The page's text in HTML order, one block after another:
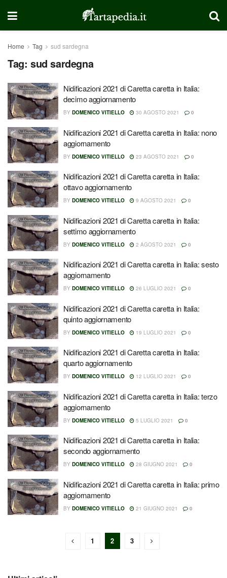
Home Tag sud sardegna
Tag: sud sardegna
Nidificazioni 2021 di Caretta caretta in Italia:
decimo aggiornamento
BY DOMENICO VITIELLO 30 AGOSTO 2021 0
Nidificazioni 2021 di Caretta caretta in Italia: nono
aggiornamento
BY DOMENICO VITIELLO 23 AGOSTO 2021 0
Nidificazioni 2021 di Caretta caretta in Italia:
ottavo aggiornamento
BY DOMENICO VITIELLO 9 AGOSTO 2021 0
Nidificazioni 2021 di Caretta caretta in Italia:
settimo aggiornamento
BY DOMENICO VITIELLO 2 AGOSTO 2021 0
Nidificazioni 2021 di Caretta caretta in Italia: sesto
aggiornamento
BY DOMENICO VITIELLO 26 LUGLIO 2021 0
Nidificazioni 2021 di Caretta caretta in Italia:
quinto aggiornamento
BY DOMENICO VITIELLO 19 LUGLIO 2021 0
Nidificazioni 2021 di Caretta caretta in Italia:
quarto aggiornamento
BY DOMENICO VITIELLO 12 LUGLIO 2021 0
Nidificazioni 2021 di Caretta caretta in Italia: terzo
aggiornamento
BY DOMENICO VITIELLO 5 LUGLIO 2021 0
Nidificazioni 2021 di Caretta caretta in Italia:
secondo aggiornamento
BY DOMENICO VITIELLO 28 GIUGNO 2021 0
Nidificazioni 2021 di Caretta caretta in Italia: primo
aggiornamento
BY DOMENICO VITIELLO 21 GIUGNO 2021 0
1 2 3